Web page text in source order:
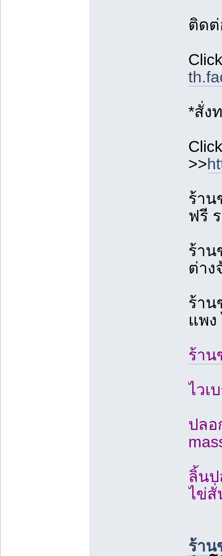
ติด
*สั่ง
>>
ร้าน
ฟรี
ร้าน
ต่าง
ร้าน
แพง
ร้าน
ไวเ
ปลอ
ลิ้นป
ไข่สั่
ร้าน